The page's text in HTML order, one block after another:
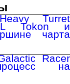
Turret
Tokon и
чарта
Racer
на